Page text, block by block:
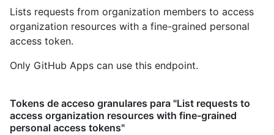
Lists requests from organization members to access
organization resources with a fine-grained personal
access token.
Only GitHub Apps can use this endpoint.
Tokens de acceso granulares para "List requests to
access organization resources with fine-grained
personal access tokens"